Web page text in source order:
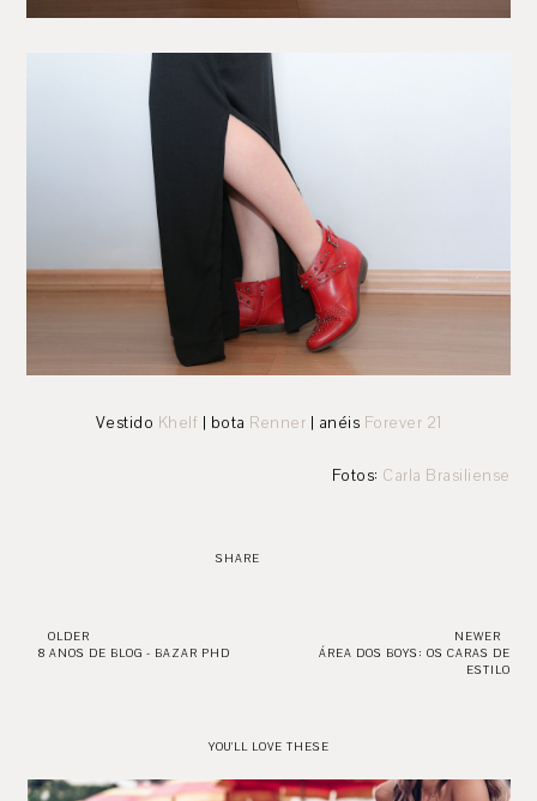
Vestido Khelf | bota Renner | anéis Forever 21
Fotos: Carla Brasiliense
SHARE
OLDER
8 ANOS DE BLOG - BAZAR PHD
NEWER
ÁREA DOS BOYS: OS CARAS DE
ESTILO
YOU'LL LOVE THESE